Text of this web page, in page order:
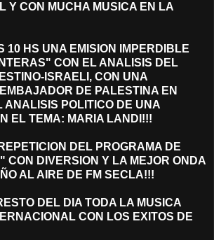
Y CON MUCHA MUSICA EN LA
10 HS UNA EMISION IMPERDIBLE
CON EL ANALISIS DEL
ISRAELI, CON UNA
DE PALESTINA EN
ANALISIS POLITICO DE UNA
EL TEMA: MARIA LANDI!!!
DEL PROGRAMA DE
CON DIVERSION Y LA MEJOR ONDA
AL AIRE DE FM SECLA!!!
DEL DIA TODA LA MUSICA
CON LOS EXITOS DE